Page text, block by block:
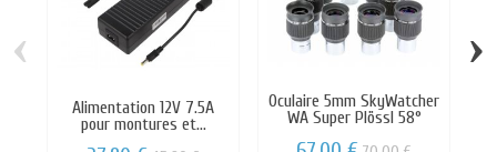
Alimentation 12V 7.5A
pour montures et...
Oculaire 5mm SkyWatcher
WA Super Plössl 58°
‹ ›